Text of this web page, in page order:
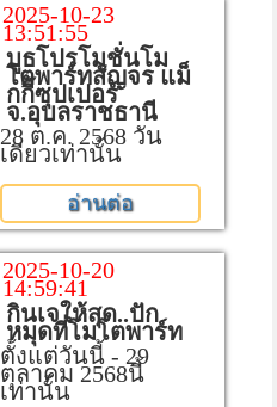
2025-10-23
13:51:55
บูธโปรโมชั่นโม
โตพาร์ทสัญจร แม็
กกี้ซุปเปอร์
จ.อุบลราชธานี
28 ต.ค. 2568 วัน
เดียวเท่านั้น
อ่านต่อ
2025-10-20
14:59:41
กินเจให้สุด..ปัก
หมุดที่โมโตพาร์ท
ตั้งแต่วันนี้ - 29
ตุลาคม 2568นี้
เท่านั้น